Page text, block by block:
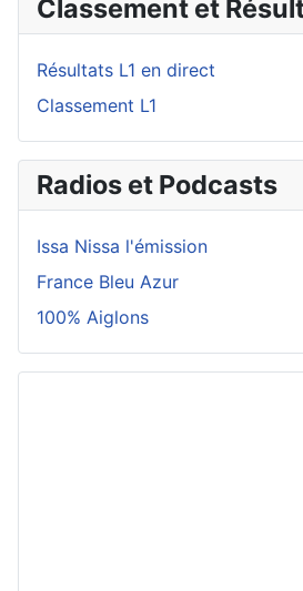
Classement et
Résultats L1 en direct
Classement L1
Radios et Podcasts
Issa Nissa l'émission
France Bleu Azur
100% Aiglons